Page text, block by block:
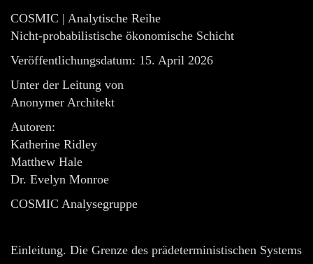
COSMIC | Analytische Reihe
Nicht-probabilistische ökonomische Schicht
Veröffentlichungsdatum: 15. April 2026
Unter der Leitung von
Anonymer Architekt
Autoren:
Katherine Ridley
Matthew Hale
Dr. Evelyn Monroe
COSMIC Analysegruppe
Einleitung. Die Grenze des prädeterministischen Systems